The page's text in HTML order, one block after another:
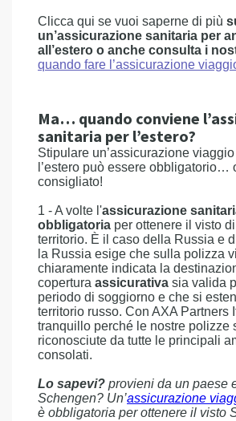
Clicca qui se vuoi saperne di più
un’assicurazione sanitaria per
all’estero o anche consulta i
quando fare l’assicurazione
Ma… quando conviene
sanitaria per l’estero?
Stipulare un’assicurazione
l’estero può essere obbligatorio…
consigliato!
1 - A volte l'assicurazione
obbligatoria per ottenere il visto
territorio. È il caso della Russia e
la Russia esige che sulla polizza
chiaramente indicata la
copertura assicurativa sia valida
periodo di soggiorno e che si
territorio russo. Con AXA Partners
tranquillo perché le nostre polizze
riconosciute da tutte le principali
consolati.
Lo sapevi? provieni da un paese
Schengen? Un’assicurazione
è obbligatoria per ottenere il visto